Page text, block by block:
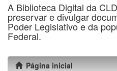
A Biblioteca Digital da
preservar e divulgar
Poder Legislativo e da
Federal.
Página inicial